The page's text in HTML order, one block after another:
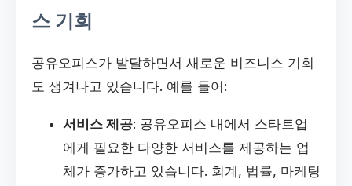
스 기회
공유오피스가 발달하면서 새로운 비즈니스 기회
도 생겨나고 있습니다. 예를 들어:
서비스 제공: 공유오피스 내에서 스타트업
에게 필요한 다양한 서비스를 제공하는 업
체가 증가하고 있습니다. 회계, 법률, 마케팅